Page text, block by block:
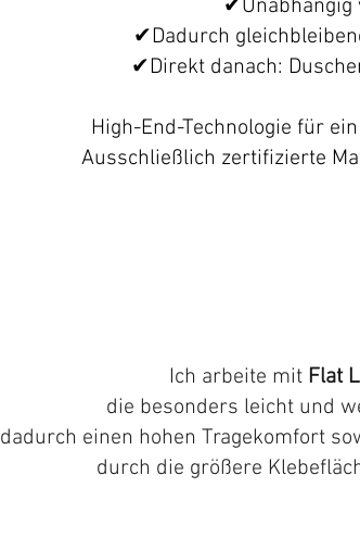
✔
✔Dadurch
✔Direkt danach:
High-End-Technologie für
Ausschließlich zertifizierte
Ich arbeite mitFlat
die besonders leicht und
dadurch einen hohen Tragekomfort
durch die größere